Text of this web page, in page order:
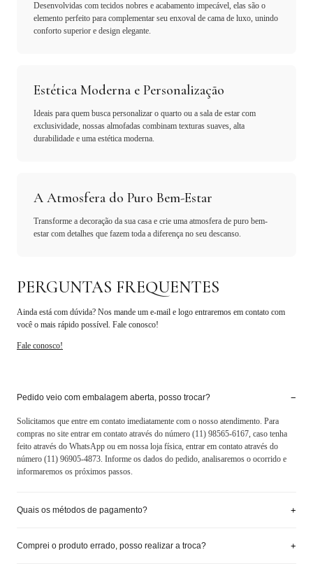
Desenvolvidas com tecidos nobres e acabamento impecável, elas são o
elemento perfeito para complementar seu enxoval de cama de luxo, unindo
conforto superior e design elegante.
Estética Moderna e Personalização
Ideais para quem busca personalizar o quarto ou a sala de estar com
exclusividade, nossas almofadas combinam texturas suaves, alta
durabilidade e uma estética moderna.
A Atmosfera do Puro Bem-Estar
Transforme a decoração da sua casa e crie uma atmosfera de puro bem-
estar com detalhes que fazem toda a diferença no seu descanso.
PERGUNTAS FREQUENTES
Ainda está com dúvida? Nos mande um e-mail e logo entraremos em contato com
você o mais rápido possível. Fale conosco!
Fale conosco!
Pedido veio com embalagem aberta, posso trocar? −
Solicitamos que entre em contato imediatamente com o nosso atendimento. Para
compras no site entrar em contato através do número (11) 98565-6167, caso tenha
feito através do WhatsApp ou em nossa loja física, entrar em contato através do
número (11) 96905-4873. Informe os dados do pedido, analisaremos o ocorrido e
informaremos os próximos passos.
Quais os métodos de pagamento? +
Comprei o produto errado, posso realizar a troca? +